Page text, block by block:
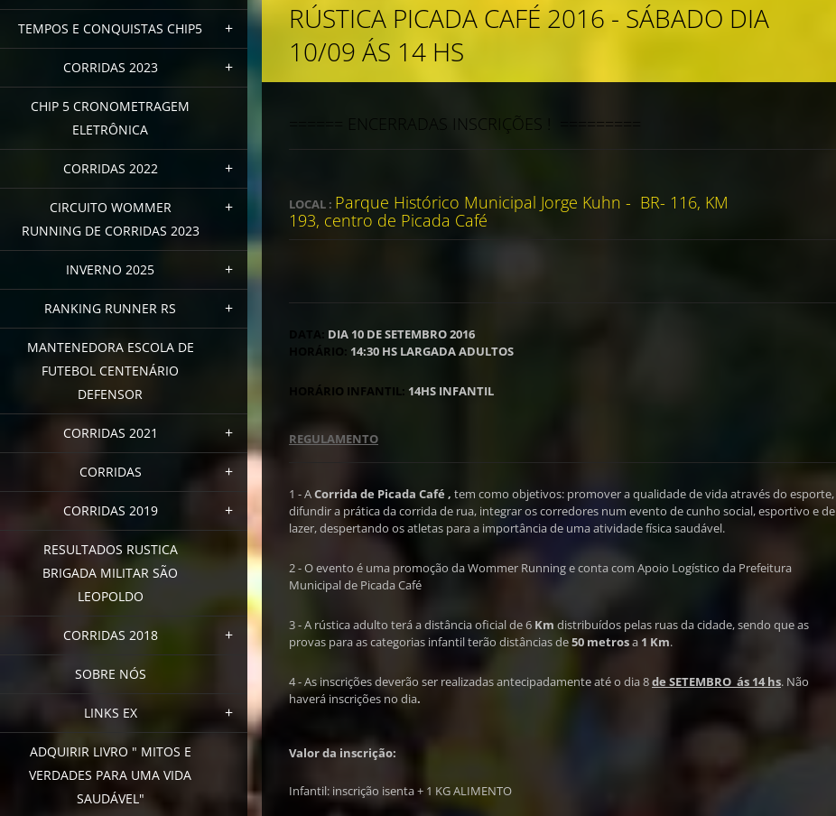
TEMPOS E CONQUISTAS CHIP5
CORRIDAS 2023
CHIP 5 CRONOMETRAGEM
ELETRÔNICA
CORRIDAS 2022
CIRCUITO WOMMER
RUNNING DE CORRIDAS 2023
INVERNO 2025
RANKING RUNNER RS
MANTENEDORA ESCOLA DE
FUTEBOL CENTENÁRIO
DEFENSOR
CORRIDAS 2021
CORRIDAS
CORRIDAS 2019
RESULTADOS RUSTICA
BRIGADA MILITAR SÃO
LEOPOLDO
CORRIDAS 2018
SOBRE NÓS
LINKS EX
ADQUIRIR LIVRO " MITOS E
VERDADES PARA UMA VIDA
SAUDÁVEL"
RÚSTICA PICADA CAFÉ 2016 - SÁBADO DIA
10/09 ÁS 14 HS
====== ENCERRADAS INSCRIÇÕES ! =========
LOCAL : Parque Histórico Municipal Jorge Kuhn - BR- 116, KM
193, centro de Picada Café
DIA 10 DE SETEMBRO 2016
HORÁRIO: 14:30 HS LARGADA ADULTOS
HORÁRIO INFANTIL: 14HS INFANTIL
REGULAMENTO
1 - ACorrida de Picada Café , tem como objetivos: promover a qualidade de vida através do esporte,
difundir a prática da corrida de rua, integrar os corredores num evento de cunho social, esportivo e de
lazer, despertando os atletas para a importância de uma atividade física saudável.
2 - O evento é uma promoção da Wommer Running e conta com Apoio Logístico da Prefeitura
Municipal de Picada Café
3 - A rústica adulto terá a distância oficial de 6 Km distribuídos pelas ruas da cidade, sendo que as
provas para as categorias infantil terão distâncias de50 metrosa 1 Km.
4 - As inscrições deverão ser realizadas antecipadamente até o dia 8de SETEMBRO ás 14 hs. Não
haverá inscrições no dia.
Valor da inscrição:
Infantil: inscrição isenta + 1 KG ALIMENTO